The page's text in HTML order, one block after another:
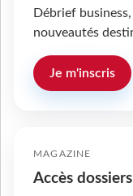
Débrief
nouveautés
Je m'inscris
MAGAZINE
Accès dossiers